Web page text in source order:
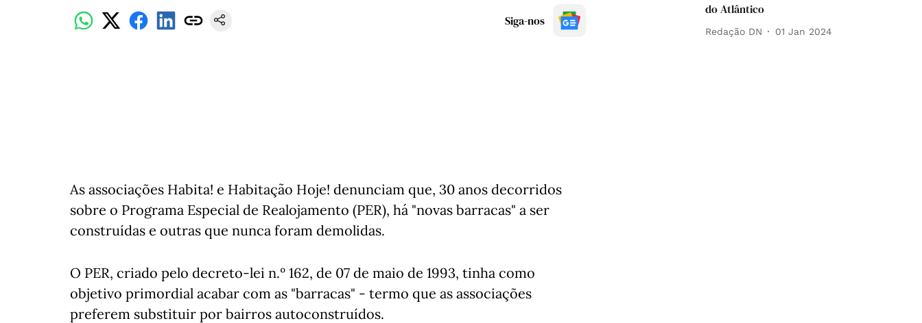
Siga-nos
As associações Habita! e Habitação Hoje! denunciam que, 30 anos decorridos
sobre o Programa Especial de Realojamento (PER), há "novas barracas" a ser
construídas e outras que nunca foram demolidas.
O PER, criado pelo decreto-lei n.º 162, de 07 de maio de 1993, tinha como
objetivo primordial acabar com as "barracas" - termo que as associações
preferem substituir por bairros autoconstruídos.
do Atlântico
Redação DN 01 Jan 2024